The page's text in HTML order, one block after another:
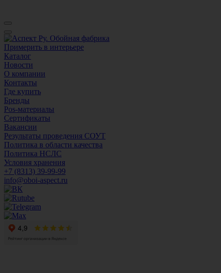
Примерить в интерьере
Каталог
Новости
О компании
Контакты
Где купить
Бренды
Pos-материалы
Сертификаты
Вакансии
Результаты проведения СОУТ
Политика в области качества
Политика НСЛС
Условия хранения
+7 (8313) 39-99-99
info@oboi-aspect.ru